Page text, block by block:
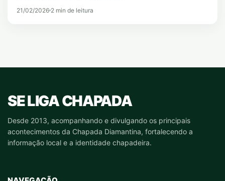
21/02/2026 2 min de leitura
SE LIGA CHAPADA
Desde 2013, acompanhando e divulgando os principais
acontecimentos da Chapada Diamantina, fortalecendo a
informação local e a identidade chapadeira.